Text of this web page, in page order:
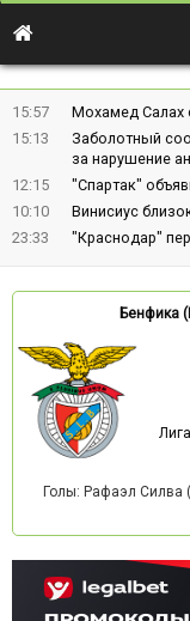
15:57
Мохамед Салах
15:13
Заболотный
за нарушение
12:15
"Спартак"
10:10
Винисиус
23:33
"Краснодар"
Бенфика
Голы: Рафаэл Силва